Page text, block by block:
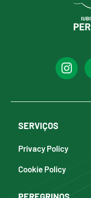
SERVIÇOS
Privacy Policy
Cookie Policy